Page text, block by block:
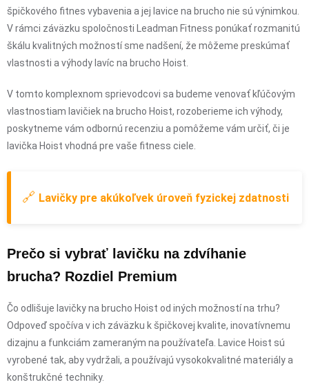
špičkového fitnes vybavenia a jej lavice na brucho nie sú výnimkou.
V rámci záväzku spoločnosti Leadman Fitness ponúkať rozmanitú
škálu kvalitných možností sme nadšení, že môžeme preskúmať
vlastnosti a výhody lavíc na brucho Hoist.
V tomto komplexnom sprievodcovi sa budeme venovať kľúčovým
vlastnostiam lavičiek na brucho Hoist, rozoberieme ich výhody,
poskytneme vám odbornú recenziu a pomôžeme vám určiť, či je
lavička Hoist vhodná pre vaše fitness ciele.
🔗 Lavičky pre akúkoľvek úroveň fyzickej zdatnosti
Prečo si vybrať lavičku na zdvíhanie
brucha? Rozdiel Premium
Čo odlišuje lavičky na brucho Hoist od iných možností na trhu?
Odpoveď spočíva v ich záväzku k špičkovej kvalite, inovatívnemu
dizajnu a funkciám zameraným na používateľa. Lavice Hoist sú
vyrobené tak, aby vydržali, a používajú vysokokvalitné materiály a
konštrukčné techniky.